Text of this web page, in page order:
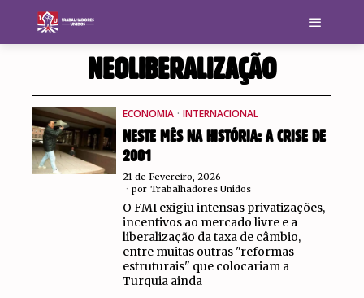
NEOLIBERALIZAÇÃO
ECONOMIA · INTERNACIONAL
NESTE MÊS NA HISTÓRIA: A CRISE DE
2001
21 de Fevereiro, 2026
por Trabalhadores Unidos
O FMI exigiu intensas privatizações,
incentivos ao mercado livre e a
liberalização da taxa de câmbio,
entre muitas outras "reformas
estruturais" que colocariam a
Turquia ainda